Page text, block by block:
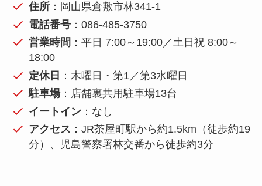
住所 ：岡山県倉敷市林341-1
電話番号 ：086-485-3750
営業時間 ：平日 7:00～19:00／土日祝 8:00～
18:00
定休日 ：木曜日・第1／第3水曜日
駐車場：店舗裏共用駐車場13台
イートイン ：なし
アクセス ：JR茶屋町駅から約1.5km（徒歩約19
分）、児島警察署林交番から徒歩約3分